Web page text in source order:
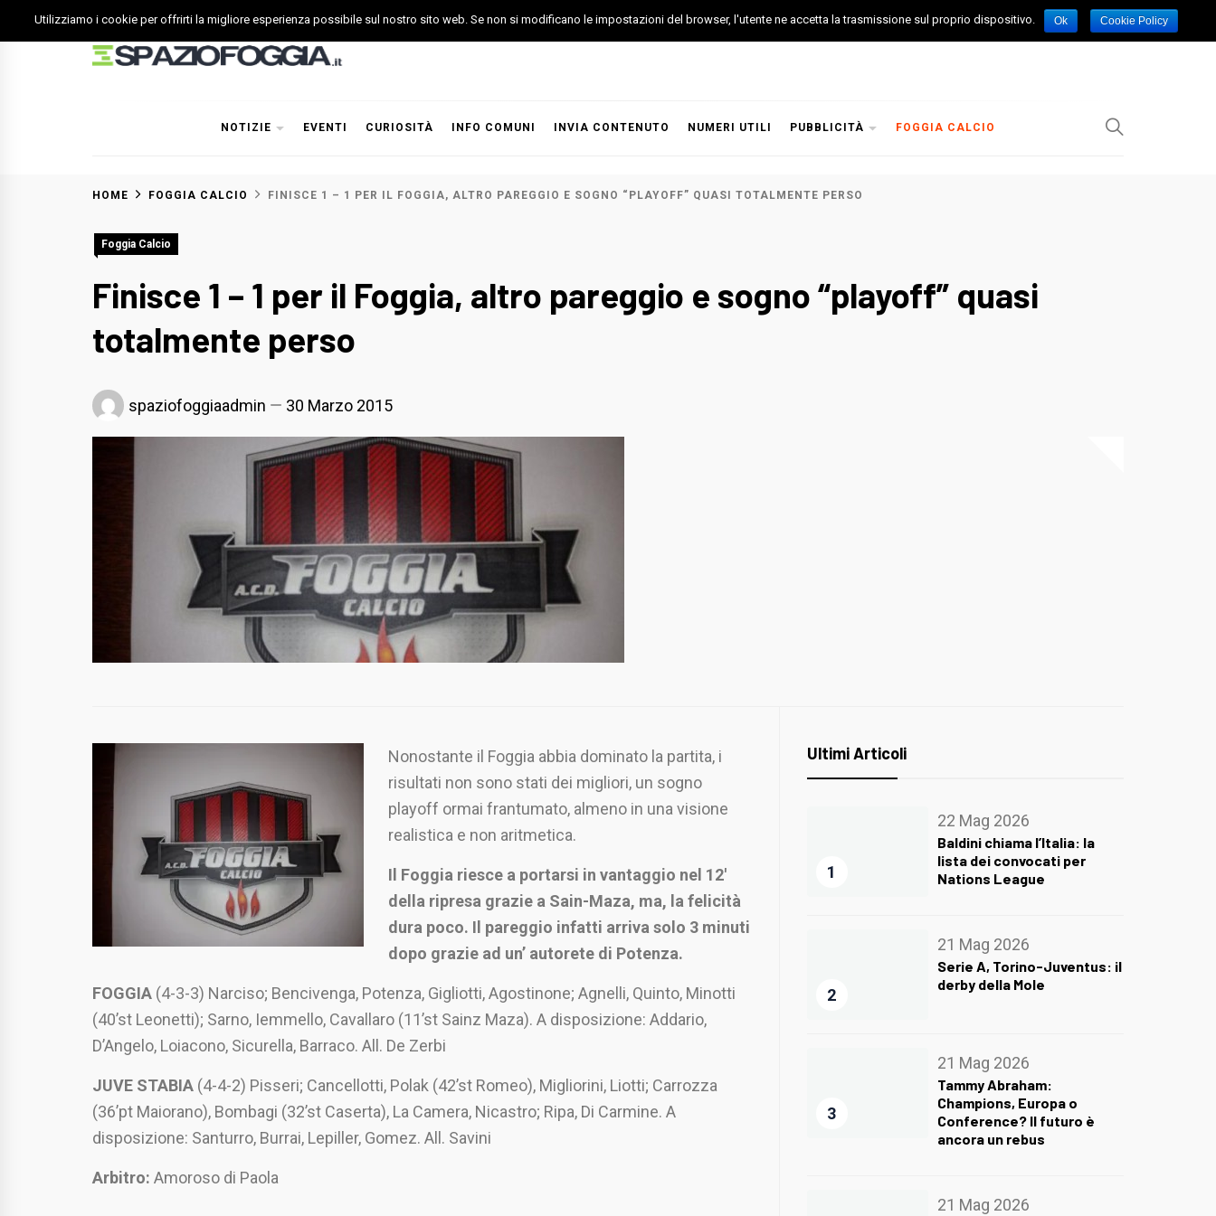
to
NOTIZIE EVENTI CURIOSITÀ INFO COMUNI INVIA CONTENUTO NUMERI UTILI PUBBLICITÀ FOGGIA CALCIO
HOME FOGGIA CALCIO FINISCE 1 – 1 PER IL FOGGIA, ALTRO PAREGGIO E SOGNO “PLAYOFF” QUASI TOTALMENTE PERSO
Foggia Calcio
Finisce 1 – 1 per il Foggia, altro pareggio e sogno “playoff” quasi
totalmente perso
spaziofoggiaadmin 30 Marzo 2015
Nonostante il Foggia abbia dominato la partita, i
risultati non sono stati dei migliori, un sogno
playoff ormai frantumato, almeno in una visione
realistica e non aritmetica.
Il Foggia riesce a portarsi in vantaggio nel 12′
della ripresa grazie a Sain-Maza, ma, la felicità
dura poco. Il pareggio infatti arriva solo 3 minuti
dopo grazie ad un’ autorete di Potenza.
FOGGIA (4-3-3) Narciso; Bencivenga, Potenza, Gigliotti, Agostinone; Agnelli, Quinto, Minotti
(40’st Leonetti); Sarno, Iemmello, Cavallaro (11’st Sainz Maza). A disposizione: Addario,
D’Angelo, Loiacono, Sicurella, Barraco. All. De Zerbi
JUVE STABIA (4-4-2) Pisseri; Cancellotti, Polak (42’st Romeo), Migliorini, Liotti; Carrozza
(36’pt Maiorano), Bombagi (32’st Caserta), La Camera, Nicastro; Ripa, Di Carmine. A
disposizione: Santurro, Burrai, Lepiller, Gomez. All. Savini
Arbitro: Amoroso di Paola
Ultimi Articoli
1
22 Mag 2026
Baldini chiama l’Italia: la
lista dei convocati per
Nations League
2
21 Mag 2026
Serie A, Torino-Juventus: il
derby della Mole
3
21 Mag 2026
Tammy Abraham:
Champions, Europa o
Conference? Il futuro è
ancora un rebus
21 Mag 2026
Utilizziamo i cookie per offrirti la migliore esperienza possibile sul nostro sito web. Se non si modificano le impostazioni del browser, l'utente ne accetta la trasmissione sul proprio dispositivo. Ok Cookie Policy